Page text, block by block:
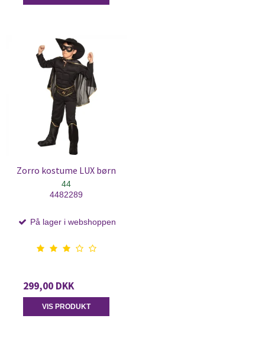
Zorro kostume LUX børn
44
4482289
På lager i webshoppen
299,00 DKK
VIS PRODUKT